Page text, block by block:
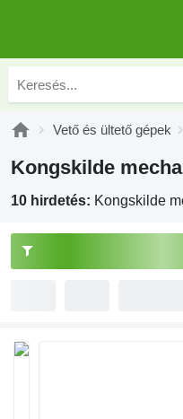
Vető és ültető gépek
Kongskilde
10 hirdetés: Kongskilde